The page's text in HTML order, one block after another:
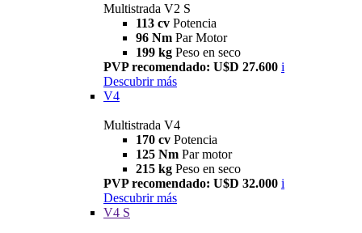
Multistrada V2 S
113 cv Potencia
96 Nm Par Motor
199 kg Peso en seco
PVP recomendado: U$D 27.600 i
Descubrir más
V4
Multistrada V4
170 cv Potencia
125 Nm Par motor
215 kg Peso en seco
PVP recomendado: U$D 32.000 i
Descubrir más
V4 S